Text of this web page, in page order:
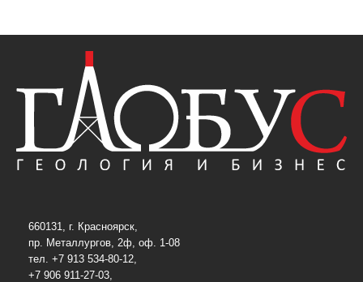
660131, г. Красноярск,
пр. Металлургов, 2ф, оф. 1-08
тел. +7 913 534-80-12,
+7 906 911-27-03,